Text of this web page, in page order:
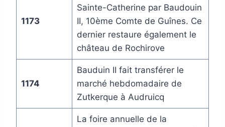
1173
Sainte-Catherine par Baudouin
II, 10ème Comte de Guînes. Ce
dernier restaure également le
château de Rochirove
1174
Bauduin II fait transférer le
marché hebdomadaire de
Zutkerque à Audruicq
La foire annuelle de la